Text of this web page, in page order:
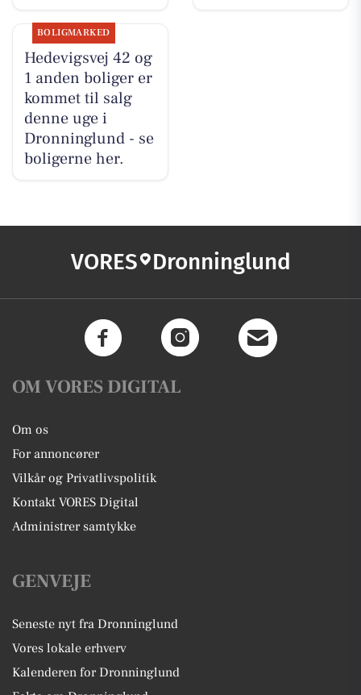
BOLIGMARKED
Hedevigsvej 42 og
1 anden boliger er
kommet til salg
denne uge i
Dronninglund - se
boligerne her.
VORES Dronninglund
OM VORES DIGITAL
Om os
For annoncører
Vilkår og Privatlivspolitik
Kontakt VORES Digital
Administrer samtykke
GENVEJE
Seneste nyt fra Dronninglund
Vores lokale erhverv
Kalenderen for Dronninglund